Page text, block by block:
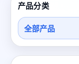
产品分类
全部产品